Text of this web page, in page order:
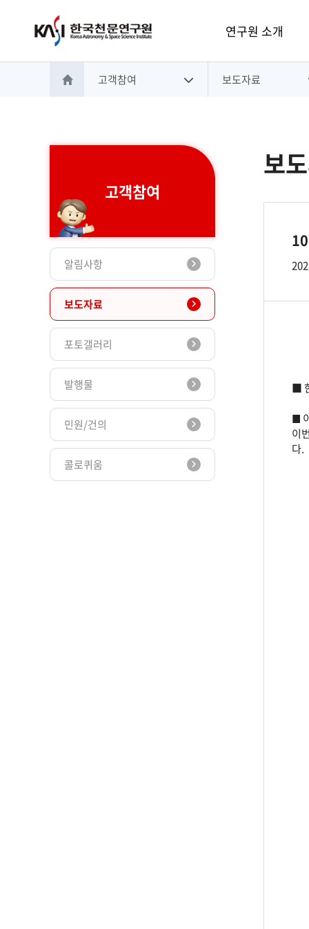
주메뉴연구원 소개
홈으로 이동
고객참여 보도자료
고객참여
알림사항
보도자료
포토갤러리
발행물
민원/건의
콜로퀴움
보
■
■
이
다.